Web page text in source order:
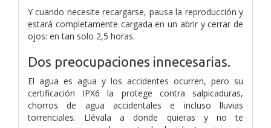
Y cuando necesite recargarse, pausa la reproducción y
estará completamente cargada en un abrir y cerrar de
ojos: en tan solo 2,5 horas.
Dos preocupaciones innecesarias.
El agua es agua y los accidentes ocurren, pero su
certificación IPX6 la protege contra salpicaduras,
chorros de agua accidentales e incluso lluvias
torrenciales. Llévala a donde quieras y no te